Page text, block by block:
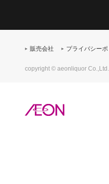
販売会社 プライバシー
copyright © aeonliquor